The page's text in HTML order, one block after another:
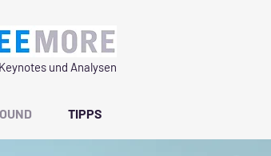
und Analysen
TIPPS